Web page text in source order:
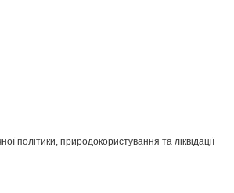
політики, природокористування та ліквідації